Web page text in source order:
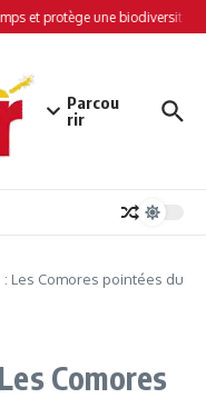
et protège une biodiversité
Parcou
rir
Les Comores pointées du
Comores